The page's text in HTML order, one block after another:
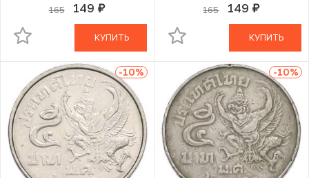
165 149 руб.
В КОРЗИНЕ
КУПИТЬ
165 149 руб.
В КОРЗИНЕ
КУПИТЬ
-10% -10%